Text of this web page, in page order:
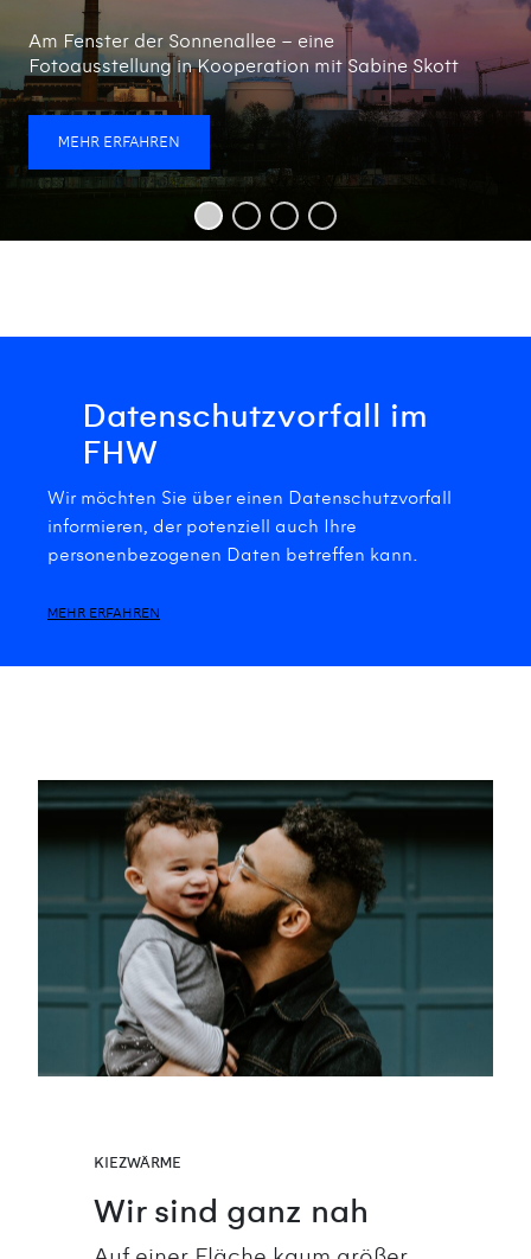
Am Fenster der Sonnenallee – eine
Fotoausstellung in Kooperation mit Sabine Skott
MEHR ERFAHREN
Datenschutzvorfall im
FHW
Wir möchten Sie über einen Datenschutzvorfall
informieren, der potenziell auch Ihre
personenbezogenen Daten betreffen kann.
MEHR ERFAHREN
KIEZWÄRME
Wir sind ganz nah